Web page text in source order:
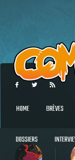
HOME BRÈVES
DOSSIERS